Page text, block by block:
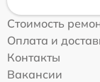
Стоимость
Оплата и
Контакты
Вакансии